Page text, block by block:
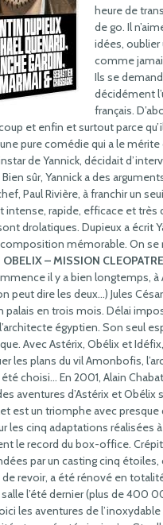
heure de
de go. Il
idées, oublier
comme
Ils se
décidément
français.
et enfin et surtout parce
pure comédie qui a le
de Yannick, décidait
sûr, Yannick a des
Paul Rivière, à franchir un
intense, rapide, efficace et très
drolatiques. Dupieux a écrit
mémorable. On se
OBELIX – MISSION CLEOPATRE
il y a bien longtemps, à
peut dire les deux…) Jules
palais en trois mois. Délai
égyptien. Son seul
Avec Astérix, Obélix et
les plans du vil Amonbofis,
choisi… En 2001, Alain
aventures d’Astérix et Obélix
est un triomphe avec presque
les cinq adaptations réalisées à
le record du box-office.
par un casting cinq
de revoir, a été rénové en
l’été dernier (plus de 400
les aventures de